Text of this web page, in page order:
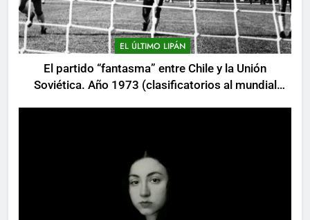
EL ÚLTIMO LIPÁN
El partido “fantasma” entre Chile y la Unión
Soviética. Año 1973 (clasificatorios al mundial